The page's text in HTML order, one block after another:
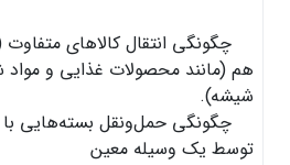
چگونگی انتقال کالاهای متفاوت
هم (مانند محصولات غذایی و مواد
شیشه).
چگونگی حمل‌ونقل بسته‌هایی با
توسط یک وسیله معین